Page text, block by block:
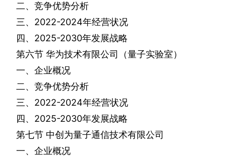
二、竞争优势分析
三、 2022-2024年经营状况
四、 2025-2030年发展战略
第六节 华为技术有限公司（量子实验室）
一、企业概况
二、竞争优势分析
三、 2022-2024年经营状况
四、 2025-2030年发展战略
第七节 中创为量子通信技术有限公司
一、企业概况